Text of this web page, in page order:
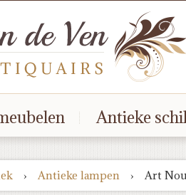
Antieke
› Antieke lampen › Art